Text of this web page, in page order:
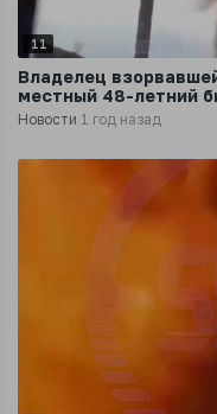
11
Владелец
местный 48-летний
Новости 1 год назад